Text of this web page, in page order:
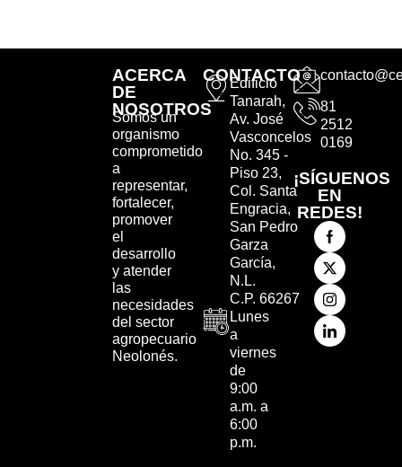
ACERCA
DE
NOSOTROS
Somos un
organismo
comprometido
a
representar,
fortalecer,
promover
el
desarrollo
y atender
las
necesidades
del sector
agropecuario
Neolonés.
CONTACTO
Edificio
Tanarah,
Av. José
Vasconcelos
No. 345 -
Piso 23,
Col. Santa
Engracia,
San Pedro
Garza
García,
N.L.
C.P. 66267
Lunes
a
viernes
de
9:00
a.m. a
6:00
p.m.
81
2512
0169
¡SÍGUENOS
EN
REDES!